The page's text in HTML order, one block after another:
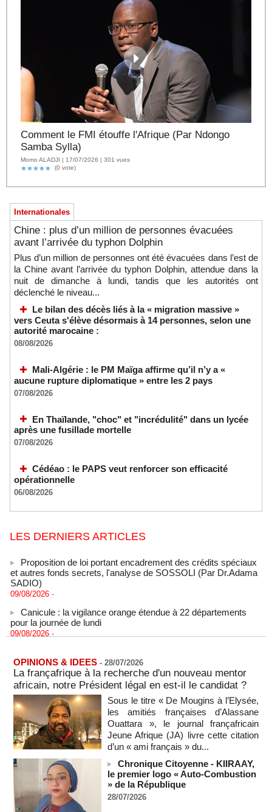
Comment le FMI étouffe l'Afrique (Par Ndongo
Samba Sylla)
Momo ALADJI | 17/07/2026 | 301 vues
(0 vote)
Internationales
Chine : plus d’un million de personnes évacuées
avant l’arrivée du typhon Dolphin
Plus d’un million de personnes ont été évacuées dans l’est de
la Chine avant l’arrivée du typhon Dolphin, attendue dans la
nuit de dimanche à lundi, tandis que les autorités ont
déclenché le niveau...
Le bilan des décès liés à la « migration massive »
vers Ceuta s'élève désormais à 14 personnes, selon une
autorité marocaine :
08/08/2026
Mali-Algérie : le PM Maïga affirme qu’il n’y a «
aucune rupture diplomatique » entre les 2 pays
07/08/2026
En Thaïlande, "choc" et "incrédulité" dans un lycée
après une fusillade mortelle
07/08/2026
Cédéao : le PAPS veut renforcer son efficacité
opérationnelle
06/08/2026
LES DERNIERS ARTICLES
et autres fonds secrets, l'analyse de SOSSOLI (Par Dr.Adama
SADIO)
09/08/2026 -
Canicule : la vigilance orange étendue à 22 départements
pour la journée de lundi
09/08/2026 -
États-Unis : le cancer de l’ancien président américain Joe
09/08/2026 -
Des échanges de frappes font cinq morts en Ukraine et en
Russie
09/08/2026 -
L'Iran exige pour rouvrir Ormuz que les Etats-Unis acceptent
"toutes" ses conditions
09/08/2026 -
Iran : « aucune négociation directe » en cours avec les
États-Unis
09/08/2026 -
Chine : plus d’un million de personnes évacuées avant
l’arrivée du typhon Dolphin
OPINIONS & IDEES - 28/07/2026
La françafrique à la recherche d'un nouveau mentor
africain, notre Président légal en est-il le candidat ?
Sous le titre « De Mougins à l’Elysée,
les amitiés françaises d’Alassane
Ouattara », le journal françafricain
Jeune Afrique (JA) livre cette citation
d’un « ami français » du...
Chronique Citoyenne - KIIRAAY,
le premier logo « Auto-Combustion
» de la République
28/07/2026